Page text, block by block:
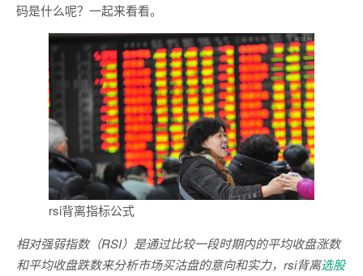
码是什么呢？一起来看看。
rsi背离指标公式
相对强弱指数（RSI）是通过比较一段时期内的平均收盘涨数
和平均收盘跌数来分析市场买沽盘的意向和实力，rsi背离选股